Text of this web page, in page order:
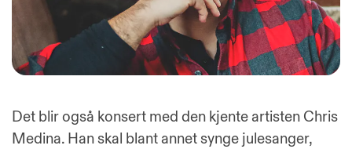
Det blir også konsert med den kjente artisten Chris
Medina. Han skal blant annet synge julesanger,